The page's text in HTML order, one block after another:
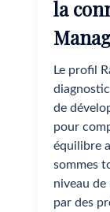
la
Le profil
de
pour
équilibre
sommes
niveau
par des